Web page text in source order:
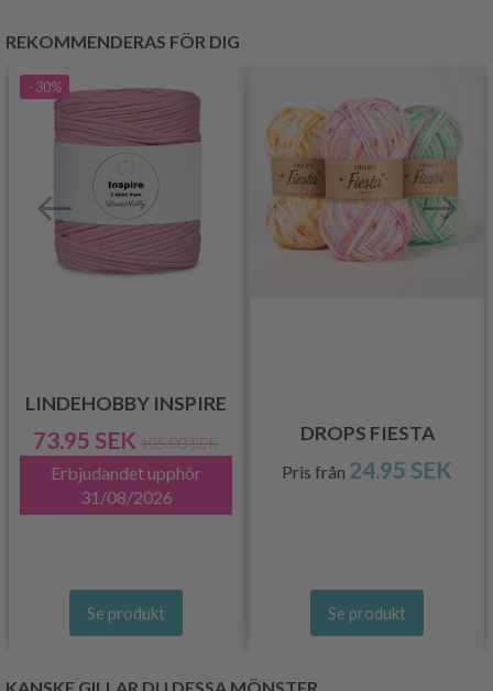
REKOMMENDERAS FÖR DIG
- 30%
LINDEHOBBY INSPIRE
73.95 SEK 105.00 SEK
Erbjudandet upphör
31/08/2026
Se produkt
DROPS FIESTA
Pris från 24.95 SEK
Se produkt